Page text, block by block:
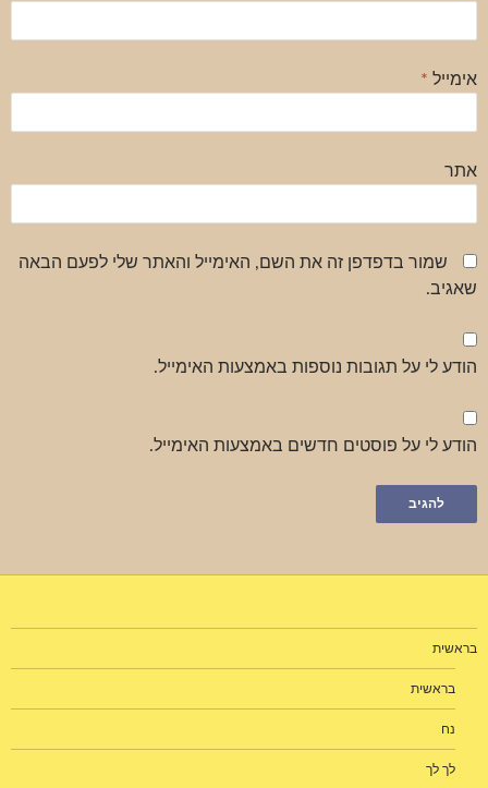
אימייל *
אתר
שמור בדפדפן זה את השם, האימייל והאתר שלי לפעם הבאה
שאגיב.
הודע לי על תגובות נוספות באמצעות האימייל.
הודע לי על פוסטים חדשים באמצעות האימייל.
בראשית
בראשית
נח
לך לך